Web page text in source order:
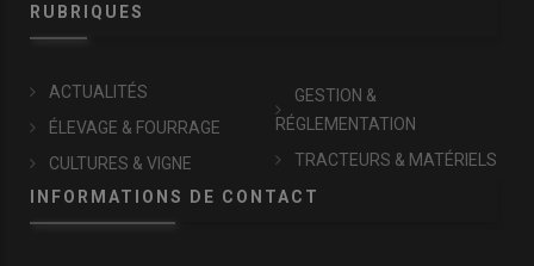
RUBRIQUES
ACTUALITÉS
ÉLEVAGE & FOURRAGE
CULTURES & VIGNE
GESTION &
RÉGLEMENTATION
TRACTEURS & MATÉRIELS
INFORMATIONS DE CONTACT